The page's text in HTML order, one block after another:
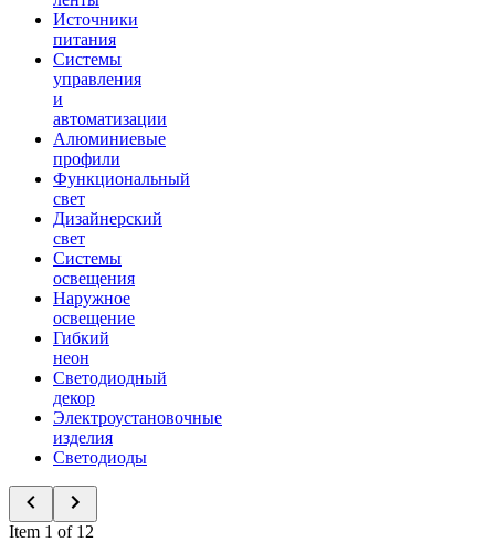
Источники
питания
Системы
управления
и
автоматизации
Алюминиевые
профили
Функциональный
свет
Дизайнерский
свет
Системы
освещения
Наружное
освещение
Гибкий
неон
Светодиодный
декор
Электроустановочные
изделия
Светодиоды
Item 1 of 12